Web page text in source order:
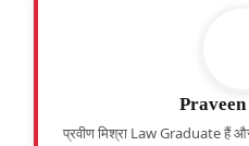
प्रवीण मिश्रा Law Graduate हैं